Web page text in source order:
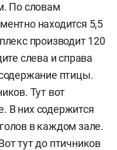
По словам
находится 5,5
производит 120
слева и справа
птицы.
Тут вот
В них содержится
в каждом зале.
тут до птичников